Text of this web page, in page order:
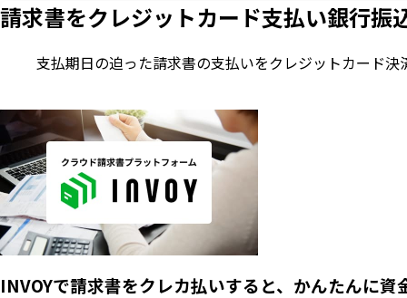
請求書をクレジットカード支払い銀行振
支払期日の迫った請求書の支払いをクレジットカード決
INVOYで請求書をクレカ払いすると、かんたんに資